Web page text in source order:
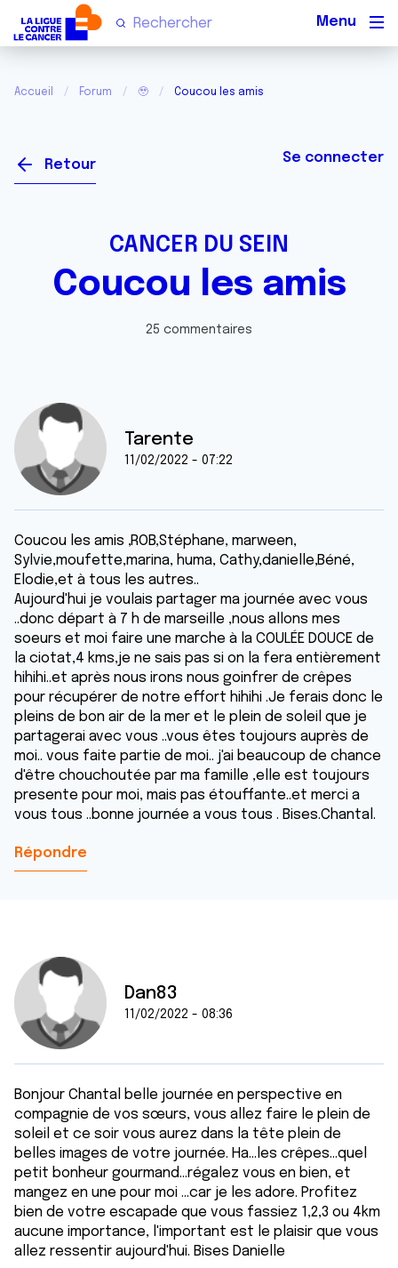
Accueil Forum 🥹 Coucou les amis
Retour Se connecter
CANCER DU SEIN
Coucou les amis
25 commentaires
Tarente
11/02/2022 - 07:22
Coucou les amis ,ROB,Stéphane, marween,
Sylvie,moufette,marina, huma, Cathy,danielle,Béné,
Elodie,et à tous les autres..
Aujourd'hui je voulais partager ma journée avec vous
..donc départ à 7 h de marseille ,nous allons mes
soeurs et moi faire une marche à la COULÉE DOUCE de
la ciotat,4 kms,je ne sais pas si on la fera entièrement
hihihi..et après nous irons nous goinfrer de crêpes
pour récupérer de notre effort hihihi .Je ferais donc le
pleins de bon air de la mer et le plein de soleil que je
partagerai avec vous ..vous êtes toujours auprès de
moi.. vous faite partie de moi.. j'ai beaucoup de chance
d'être chouchoutée par ma famille ,elle est toujours
presente pour moi, mais pas étouffante..et merci a
vous tous ..bonne journée a vous tous . Bises.Chantal.
Répondre
Dan83
11/02/2022 - 08:36
Bonjour Chantal belle journée en perspective en
compagnie de vos sœurs, vous allez faire le plein de
soleil et ce soir vous aurez dans la tête plein de
belles images de votre journée. Ha...les crêpes...quel
petit bonheur gourmand...régalez vous en bien, et
mangez en une pour moi ...car je les adore. Profitez
bien de votre escapade que vous fassiez 1,2,3 ou 4km
aucune importance, l'important est le plaisir que vous
allez ressentir aujourd'hui. Bises Danielle